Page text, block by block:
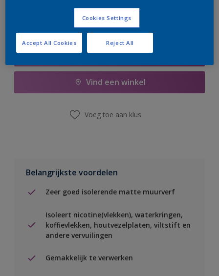
Boodschappenlijst
Vind een winkel
Voeg toe aan klus
Belangrijkste voordelen
Zeer goed isolerende matte muurverf
Isoleert nicotine(vlekken), waterkringen,
koffievlekken, houtvezelplaten, viltstift en
andere vervuilingen
Gemakkelijk te verwerken
Cookies Settings
Reject All
Accept All Cookies